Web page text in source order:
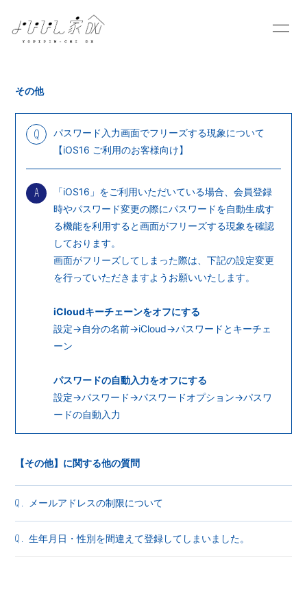
VIDEO
DISCOGRAPHY
BLOG
PHOTO
会員登録 ログイン
その他
Q
パスワード入力画面でフリーズする現象について
【iOS16 ご利用のお客様向け】
A
「iOS16」をご利用いただいている場合、会員登録
時やパスワード変更の際にパスワードを自動生成す
る機能を利用すると画面がフリーズする現象を確認
しております。
画面がフリーズしてしまった際は、下記の設定変更
を行っていただきますようお願いいたします。
iCloudキーチェーンをオフにする
設定→自分の名前→iCloud→パスワードとキーチェ
ーン
パスワードの自動入力をオフにする
設定→パスワード→パスワードオプション→パスワ
ードの自動入力
【その他】に関する他の質問
Q. メールアドレスの制限について
Q. 生年月日・性別を間違えて登録してしまいました。